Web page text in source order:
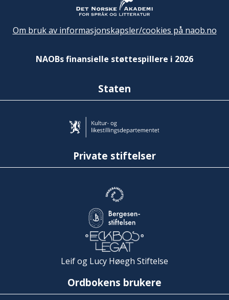
Om bruk av informasjonskapsler/cookies på naob.no
NAOBs finansielle støttespillere i 2026
Staten
Private stiftelser
Leif og Lucy Høegh Stiftelse
Ordbokens brukere